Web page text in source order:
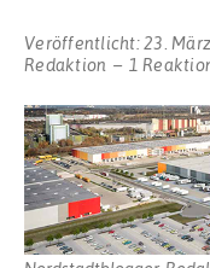
Veröffentlicht:23.
Redaktion
1